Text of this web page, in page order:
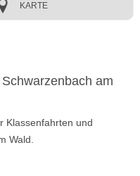
KARTE
am
Klassenfahrten und
Wald.